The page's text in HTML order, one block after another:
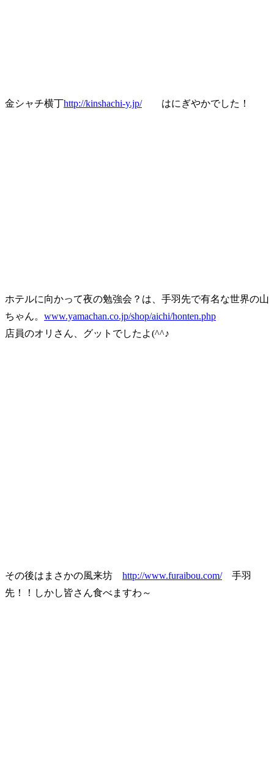
金シャチ横丁http://kinshachi-y.jp/はにぎやかでした！
ホテルに向かって夜の勉強会？は、手羽先で有名な世界の山
ちゃん。 www.yamachan.co.jp/shop/aichi/honten.php
店員のオリさん、グットでしたよ(^^♪
その後はまさかの風来坊 http://www.furaibou.com/手羽
先！！しかし皆さん食べますわ～